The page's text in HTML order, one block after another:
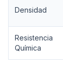
Densidad
Resistencia
Química